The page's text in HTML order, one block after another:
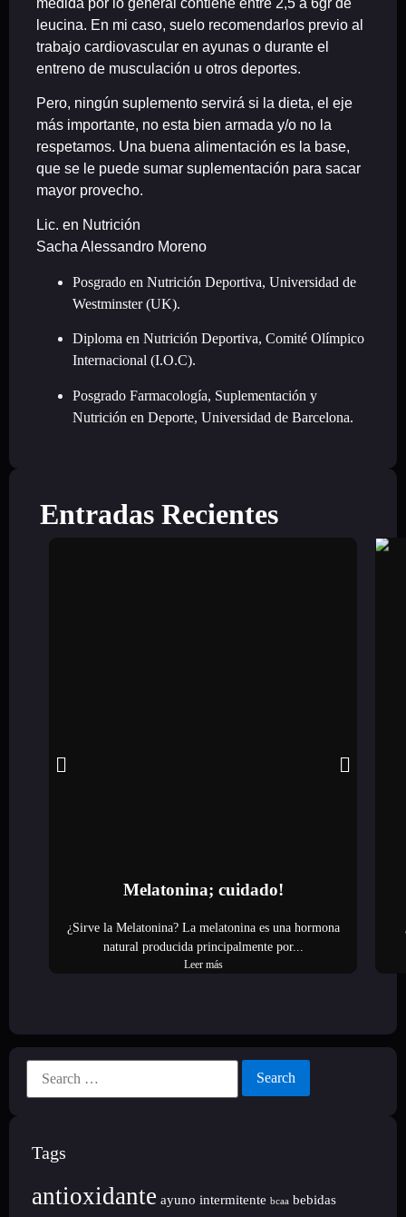
leucina. En mi caso, suelo recomendarlos previo al
trabajo cardiovascular en ayunas o durante el
entreno de musculación u otros deportes.
Pero, ningún suplemento servirá si la dieta, el eje
más importante, no esta bien armada y/o no la
respetamos. Una buena alimentación es la base,
que se le puede sumar suplementación para sacar
mayor provecho.
Lic. en Nutrición
Sacha Alessandro Moreno
Posgrado en Nutrición Deportiva, Universidad de
Westminster (UK).
Diploma en Nutrición Deportiva, Comité Olímpico
Internacional (I.O.C).
Posgrado Farmacología, Suplementación y
Nutrición en Deporte, Universidad de Barcelona.
Entradas Recientes
Melatonina; cuidado!
¿Sirve la Melatonina? La melatonina es una hormona
natural producida principalmente por...
Leer más
Tags
antioxidante ayuno intermitente bcaa bebidas